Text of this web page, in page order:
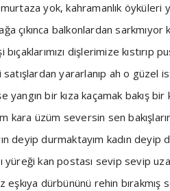
yok, kahramanlık öyküleri
çıkınca balkonlardan
bıçaklarımızı dişlerimize kıstırıp
satışlardan yararlanıp ah o güzel
yangın bir kıza kaçamak bakış
kara üzüm seversin sen
deyip durmaktayım kadın deyip
yüreği kan postası sevip sevip
eşkıya dürbününü rehin